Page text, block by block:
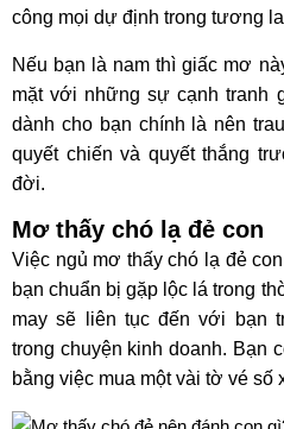
công mọi dự định trong tương
Nếu bạn là nam thì giấc mơ
mặt với những sự cạnh tranh
dành cho bạn chính là nên
quyết chiến và quyết thắng
đời.
Mơ thấy chó lạ đẻ con
Việc ngủ mơ thấy chó lạ đẻ
bạn chuẩn bị gặp lộc lá trong
may sẽ liên tục đến với bạn
trong chuyện kinh doanh. Bạn
bằng việc mua một vài tờ vé số